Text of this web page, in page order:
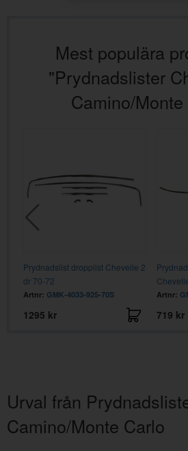
Mest populära
"Prydnadslister
Camino/
Prydnadslist dropplist Chevelle 2
dr 70-72
Artnr: GMK-4033-925-70S
1295 kr
Artnr:
719 kr
Urval från
Camino/Monte Carlo